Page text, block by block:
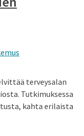
terveysalan
Tutkimuksessa
kahta erilaista